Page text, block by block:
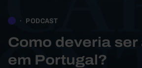
PODCAST
Como deveria
em Portugal?